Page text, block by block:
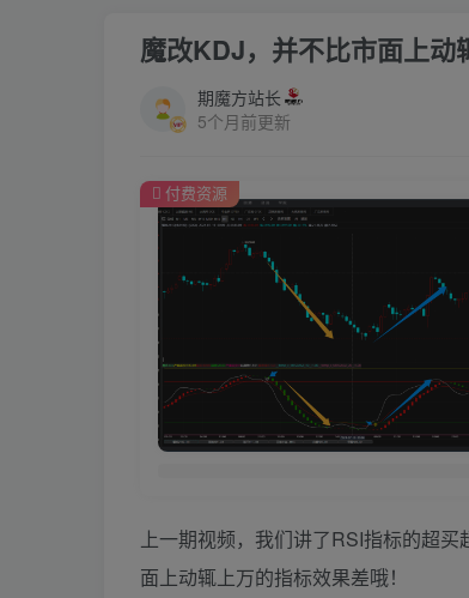
魔改KDJ，并不比市面上动
期魔方站长
5个月前更新
付费资源
上一期视频，我们讲了RSI指标的超
面上动辄上万的指标效果差哦！